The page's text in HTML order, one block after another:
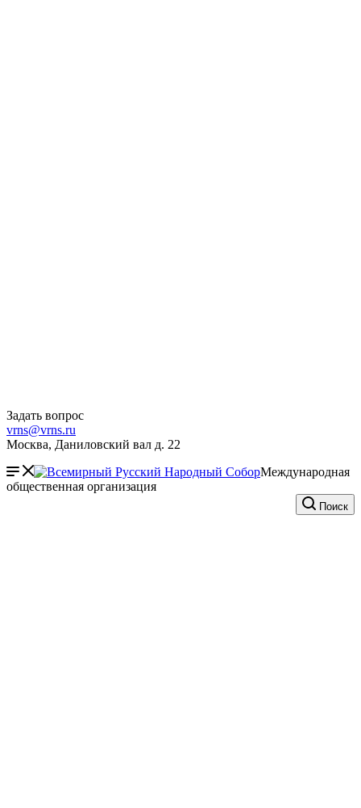
Задать вопрос
vrns@vrns.ru
Москва, Даниловский вал д. 22
Международная
общественная организация
Поиск